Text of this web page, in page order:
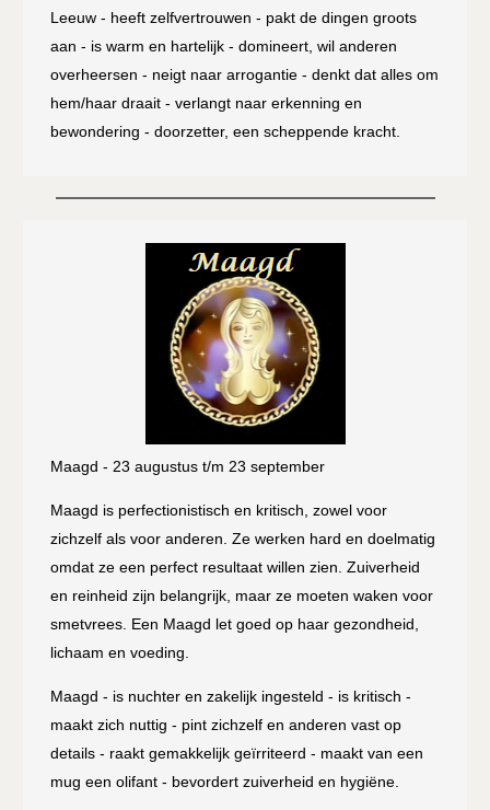
Leeuw - heeft zelfvertrouwen - pakt de dingen groots
aan - is warm en hartelijk - domineert, wil anderen
overheersen - neigt naar arrogantie - denkt dat alles om
hem/haar draait - verlangt naar erkenning en
bewondering - doorzetter, een scheppende kracht.
Maagd - 23 augustus t/m 23 september
Maagd is perfectionistisch en kritisch, zowel voor
zichzelf als voor anderen. Ze werken hard en doelmatig
omdat ze een perfect resultaat willen zien. Zuiverheid
en reinheid zijn belangrijk, maar ze moeten waken voor
smetvrees. Een Maagd let goed op haar gezondheid,
lichaam en voeding.
Maagd - is nuchter en zakelijk ingesteld - is kritisch -
maakt zich nuttig - pint zichzelf en anderen vast op
details - raakt gemakkelijk geïrriteerd - maakt van een
mug een olifant - bevordert zuiverheid en hygiëne.